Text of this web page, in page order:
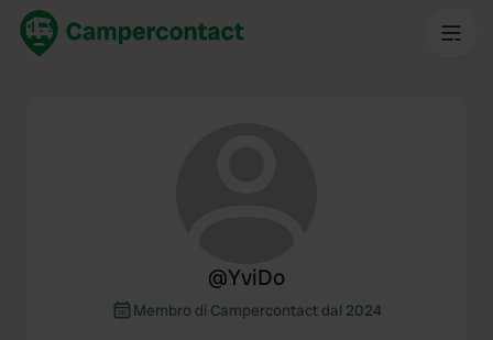
@YviDo
Membro di Campercontact dal 2024